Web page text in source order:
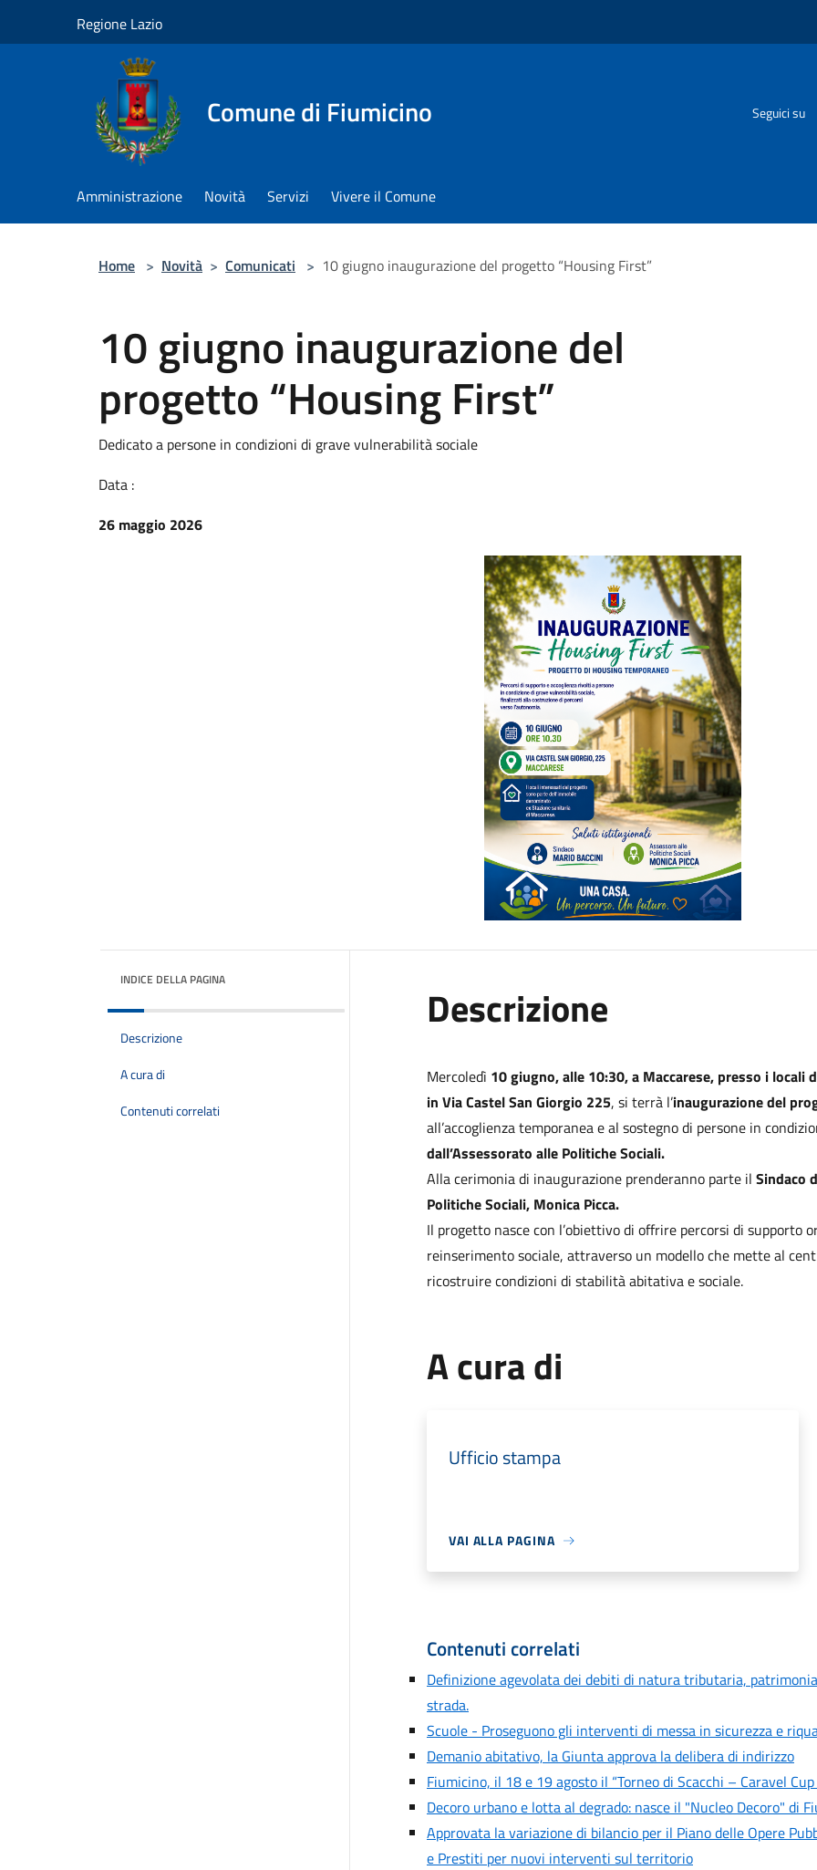
Regione Lazio
Comune di Fiumicino Seguici su
Amministrazione Novità Servizi Vivere il Comune
Home > Novità > Comunicati > 10 giugno inaugurazione del progetto “Housing First”
10 giugno inaugurazione del
progetto “Housing First”
Dedicato a persone in condizioni di grave vulnerabilità sociale
Data :
26 maggio 2026
INDICE DELLA PAGINA
Descrizione
A cura di
Contenuti correlati
Descrizione
Mercoledì 10 giugno, alle 10:30, a Maccarese, presso i locali
in Via Castel San Giorgio 225, si terrà l’inaugurazione del
all’accoglienza temporanea e al sostegno di persone in
dall’Assessorato alle Politiche Sociali.
Alla cerimonia di inaugurazione prenderanno parte il Sindaco
Politiche Sociali, Monica Picca.
Il progetto nasce con l’obiettivo di offrire percorsi di supporto
reinserimento sociale, attraverso un modello che mette al
ricostruire condizioni di stabilità abitativa e sociale.
A cura di
Ufficio stampa
VAI ALLA PAGINA
Contenuti correlati
Definizione agevolata dei debiti di natura tributaria,
strada.
Scuole - Proseguono gli interventi di messa in sicurezza e
Demanio abitativo, la Giunta approva la delibera di indirizzo
Fiumicino, il 18 e 19 agosto il “Torneo di Scacchi – Caravel Cup
Decoro urbano e lotta al degrado: nasce il "Nucleo Decoro" di
Approvata la variazione di bilancio per il Piano delle Opere
e Prestiti per nuovi interventi sul territorio